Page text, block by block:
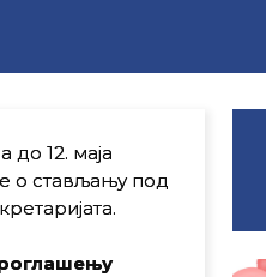
до 12. маја
о стављању под